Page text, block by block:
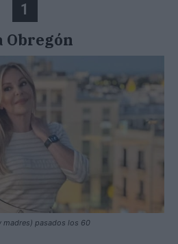
1
Obregón
madres) pasados los 60